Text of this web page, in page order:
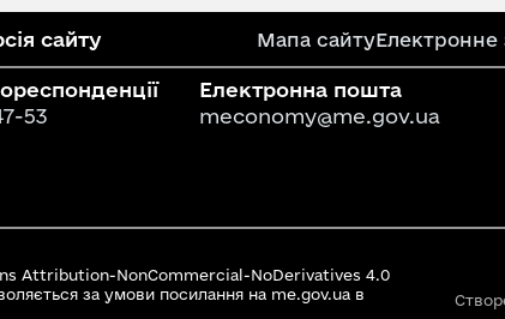
сайту Мапа сайтуЕлектронне
53
Електронна пошта
meconomy@me.gov.ua
Attribution-NonCommercial-NoDerivatives 4.0
за умови посилання на me.gov.ua в